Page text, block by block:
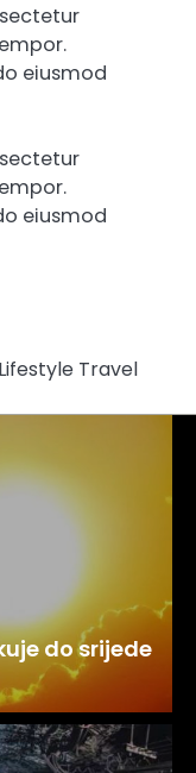
eiusmod
eiusmod
Travel
do srijede